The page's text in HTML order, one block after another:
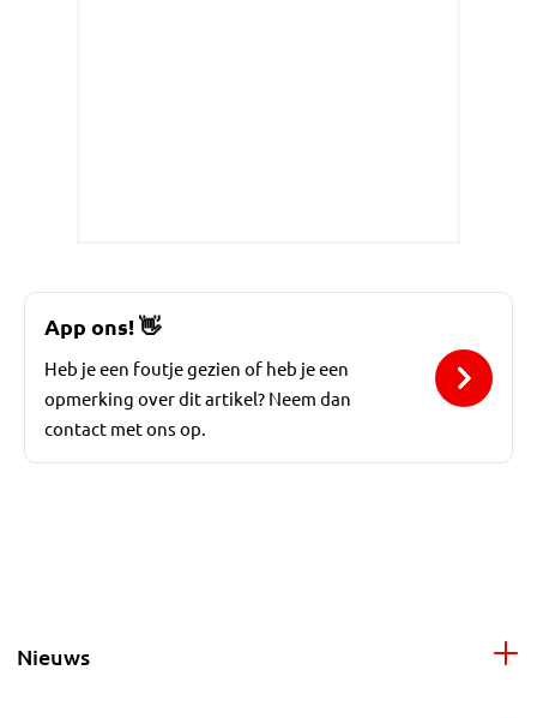
App ons!👋
Heb je een foutje gezien of heb je een
opmerking over dit artikel? Neem dan
contact met ons op.
Nieuws